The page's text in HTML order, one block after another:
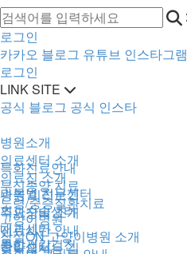
로그인
카카오 블로그 유튜브 인스타그램
로그인
LINK SITE
공식 블로그 공식 인스타
병원소개
의료센터 소개
의료진 소개
병원 미리보기
주요장비 소개
진료시간 안내
찾아오시는 길
특화진료안내
부신종양 치료
노령/중증질환치료
과목별 전문센터
외과수술센터
내과센터
종양센터
고양이병원
잠실ON 고양이병원 소개
종합건강검진